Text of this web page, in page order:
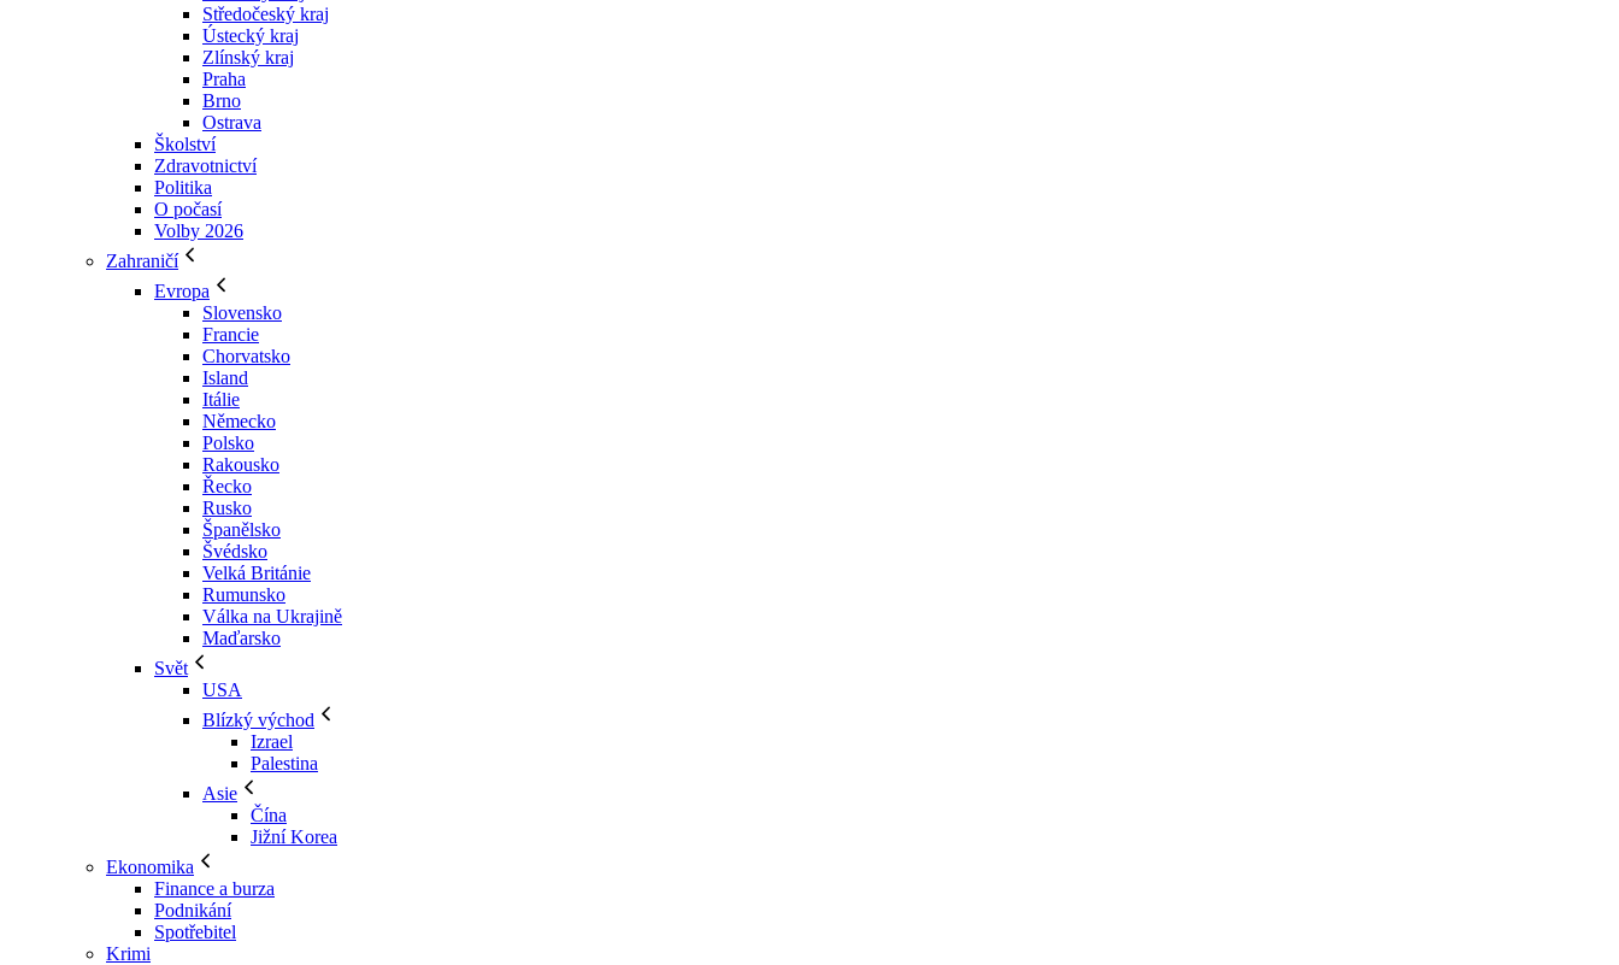
Středočeský kraj
Ústecký kraj
Zlínský kraj
Praha
Brno
Ostrava
Školství
Zdravotnictví
Politika
O počasí
Volby 2026
Zahraničí
Evropa
Slovensko
Francie
Chorvatsko
Island
Itálie
Německo
Polsko
Rakousko
Řecko
Rusko
Španělsko
Švédsko
Velká Británie
Rumunsko
Válka na Ukrajině
Maďarsko
Svět
USA
Blízký východ
Izrael
Palestina
Asie
Čína
Jižní Korea
Ekonomika
Finance a burza
Podnikání
Spotřebitel
Krimi